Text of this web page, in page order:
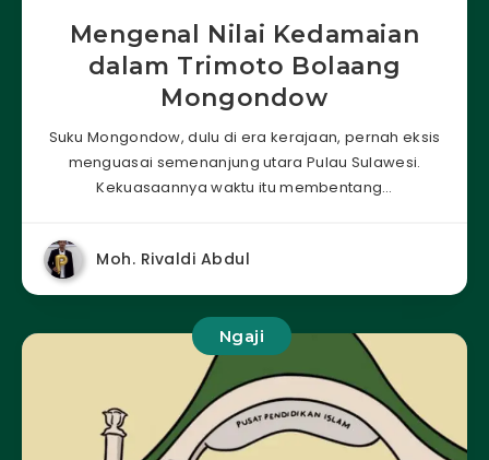
Mengenal Nilai Kedamaian
dalam Trimoto Bolaang
Mongondow
Suku Mongondow, dulu di era kerajaan, pernah eksis
menguasai semenanjung utara Pulau Sulawesi.
Kekuasaannya waktu itu membentang…
Moh. Rivaldi Abdul
Ngaji